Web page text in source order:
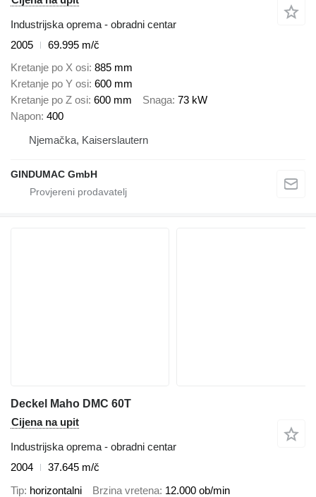
Industrijska oprema - obradni centar
2005
69.995 m/č
Kretanje po X osi 885 mm
Kretanje po Y osi 600 mm
Kretanje po Z osi 600 mm Snaga 73 kW
Napon 400
Njemačka, Kaiserslautern
GINDUMAC GmbH
Deckel Maho DMC 60T
Cijena na upit
Industrijska oprema - obradni centar
2004
37.645 m/č
Tip horizontalni Brzina vretena 12.000 ob/min